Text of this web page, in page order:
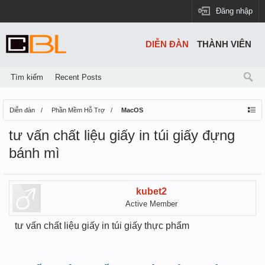
Đăng nhập
Diễn đàn Phần Mềm Hỗ Trợ MacOS
tư vấn chất liệu giấy in túi giấy đựng
bánh mì
kubet2
Active Member
tư vấn chất liệu giấy in túi giấy thực phẩm
DIỄN ĐÀN
Tìm kiếm Recent Posts
THÀNH VIÊN